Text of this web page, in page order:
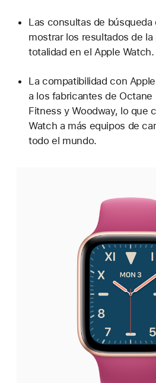
Las consultas de búsqueda
mostrar los resultados de
totalidad en el Apple Watch.
La compatibilidad con
a los fabricantes de Octane
Fitness y Woodway, lo que
Watch a más equipos de
todo el mundo.